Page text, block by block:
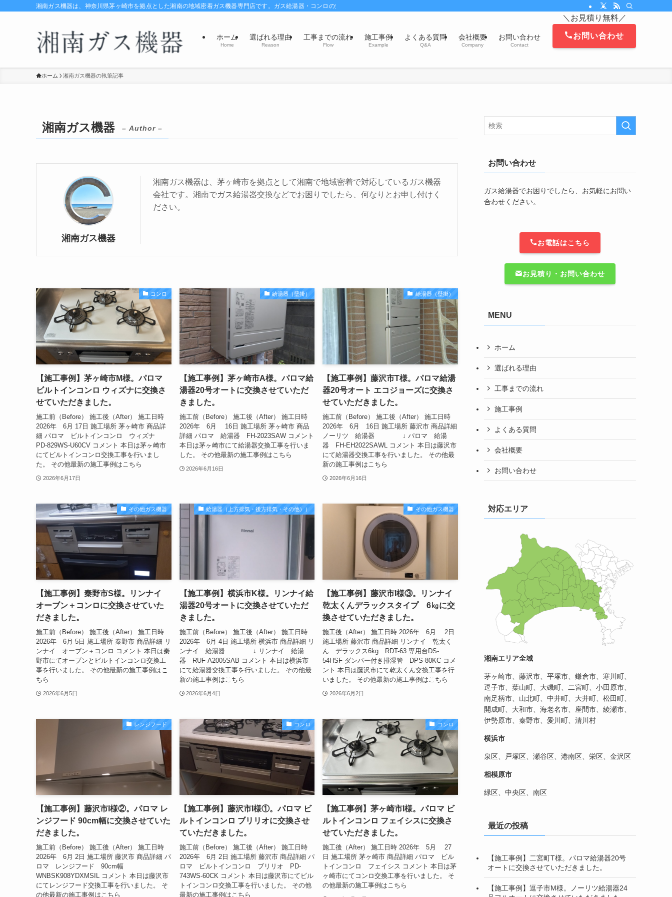
湘南ガス機器は、神奈川県茅ヶ崎市を拠点とした湘南の地域密着ガス機器専門店です。ガス給湯器・コンロの交換・風呂釜交換修理はお任せください。対応エリアは、茅ヶ崎市、藤沢市、平塚市、鎌倉市、寒川町、逗子市、葉山町
ホーム
Home
選ばれる理由
Reason
工事までの流れ
Flow
施工事例
Example
よくある質問
Q&A
会社概要
Company
お問い合わせ
Contact
＼お見積り無料／
お問い合わせ
ホーム 湘南ガス機器の執筆記事
湘南ガス機器 – Author –
湘南ガス機器
湘南ガス機器は、茅ヶ崎市を拠点として湘南で地域密着で対応しているガス機器
会社です。湘南でガス給湯器交換などでお困りでしたら、何なりとお申し付けく
ださい。
コンロ
【施工事例】茅ヶ崎市M様。パロマ
ビルトインコンロ ウィズナに交換さ
せていただきました。
施工前（Before） 施工後（After） 施工日時
2026年 6月 17日 施工場所 茅ヶ崎市 商品詳
細 パロマ ビルトインコンロ ウィズナ
PD-829WS-U60CV コメント 本日は茅ヶ崎市
にてビルトインコンロ交換工事を行いまし
た。 その他最新の施工事例はこちら
2026年6月17日
給湯器（壁掛）
【施工事例】茅ヶ崎市A様。パロマ給
湯器20号オートに交換させていただ
きました。
施工前（Before） 施工後（After） 施工日時
2026年 6月 16日 施工場所 茅ヶ崎市 商品
詳細 パロマ 給湯器 FH-2023SAW コメント
本日は茅ヶ崎市にて給湯器交換工事を行いま
した。 その他最新の施工事例はこちら
2026年6月16日
給湯器（壁掛）
【施工事例】藤沢市T様。パロマ給湯
器20号オート エコジョーズに交換さ
せていただきました。
施工前（Before） 施工後（After） 施工日時
2026年 6月 16日 施工場所 藤沢市 商品詳細
ノーリツ 給湯器 ↓ パロマ 給湯
器 FH-EH2022SAWL コメント 本日は藤沢市
にて給湯器交換工事を行いました。 その他最
新の施工事例はこちら
2026年6月16日
その他ガス機器
【施工事例】秦野市S様。リンナイ
オーブン＋コンロに交換させていた
だきました。
施工前（Before） 施工後（After） 施工日時
2026年 6月 5日 施工場所 秦野市 商品詳細 リ
ンナイ オーブン＋コンロ コメント 本日は秦
野市にてオーブンとビルトインコンロ交換工
事を行いました。 その他最新の施工事例はこ
ちら
2026年6月5日
給湯器（上方排気・後方排気・その他））
【施工事例】横浜市K様。リンナイ給
湯器20号オートに交換させていただ
きました。
施工前（Before） 施工後（After） 施工日時
2026年 6月 4日 施工場所 横浜市 商品詳細 リ
ンナイ 給湯器 ↓ リンナイ 給湯
器 RUF-A2005SAB コメント 本日は横浜市
にて給湯器交換工事を行いました。 その他最
新の施工事例はこちら
2026年6月4日
その他ガス機器
【施工事例】藤沢市I様③。リンナイ
乾太くんデラックスタイプ 6㎏に交
換させていただきました。
施工後（After） 施工日時 2026年 6月 2日
施工場所 藤沢市 商品詳細 リンナイ 乾太く
ん デラックス6kg RDT-63 専用台DS-
54HSF ダンパー付き排湿管 DPS-80KC コメ
ント 本日は藤沢市にて乾太くん交換工事を行
いました。 その他最新の施工事例はこちら
2026年6月2日
レンジフード
【施工事例】藤沢市I様②。パロマ レ
ンジフード 90cm幅に交換させていた
だきました。
施工前（Before） 施工後（After） 施工日時
2026年 6月 2日 施工場所 藤沢市 商品詳細 パ
ロマ レンジフード 90cm幅
WNBSK908YDXMSIL コメント 本日は藤沢市
にてレンジフード交換工事を行いました。 そ
の他最新の施工事例はこちら
コンロ
【施工事例】藤沢市I様①。パロマ ビ
ルトインコンロ ブリリオに交換させ
ていただきました。
施工前（Before） 施工後（After） 施工日時
2026年 6月 2日 施工場所 藤沢市 商品詳細 パ
ロマ ビルトインコンロ ブリリオ PD-
743WS-60CK コメント 本日は藤沢市にてビル
トインコンロ交換工事を行いました。 その他
最新の施工事例はこちら
コンロ
【施工事例】茅ヶ崎市I様。パロマ ビ
ルトインコンロ フェイシスに交換さ
せていただきました。
施工後（After） 施工日時 2026年 5月 27
日 施工場所 茅ヶ崎市 商品詳細 パロマ ビル
トインコンロ フェイシス コメント 本日は茅
ヶ崎市にてコンロ交換工事を行いました。 そ
の他最新の施工事例はこちら
お問い合わせ
ガス給湯器でお困りでしたら、お気軽にお問い
合わせください。
お電話はこちら
お見積り・お問い合わせ
MENU
ホーム
選ばれる理由
工事までの流れ
施工事例
よくある質問
会社概要
お問い合わせ
対応エリア
湘南エリア全域
茅ヶ崎市、藤沢市、平塚市、鎌倉市、寒川町、
逗子市、葉山町、大磯町、二宮町、小田原市、
南足柄市、山北町、中井町、大井町、松田町、
開成町、大和市、海老名市、座間市、綾瀬市、
伊勢原市、秦野市、愛川町、清川村
横浜市
泉区、戸塚区、瀬谷区、港南区、栄区、金沢区
相模原市
緑区、中央区、南区
最近の投稿
【施工事例】二宮町T様。パロマ給湯器20号
オートに交換させていただきました。
【施工事例】逗子市M様。ノーリツ給湯器24